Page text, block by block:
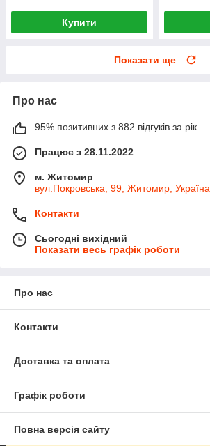
Купити
Показати ще
Про нас
95% позитивних з 882 відгуків за рік
Працює з 28.11.2022
м. Житомир
вул.Покровська, 99, Житомир, Україна
Контакти
Сьогодні вихідний
Показати весь графік роботи
Про нас
Контакти
Доставка та оплата
Графік роботи
Повна версія сайту